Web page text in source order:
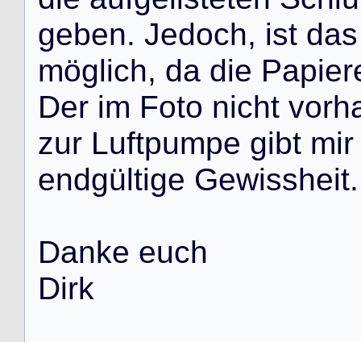
geben. Jedoch, ist das
möglich, da die Papier
Der im Foto nicht vorh
zur Luftpumpe gibt mir
endgültige Gewissheit.
Danke euch
Dirk